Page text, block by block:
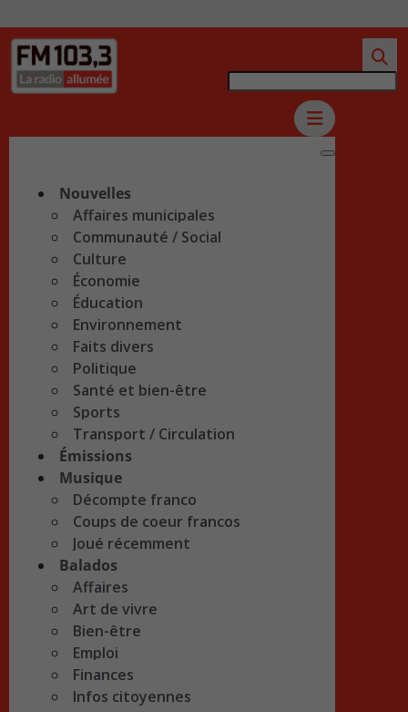
Nouvelles
Affaires municipales
Communauté / Social
Culture
Économie
Éducation
Environnement
Faits divers
Politique
Santé et bien-être
Sports
Transport / Circulation
Émissions
Musique
Décompte franco
Coups de coeur francos
Joué récemment
Balados
Affaires
Art de vivre
Bien-être
Emploi
Finances
Infos citoyennes